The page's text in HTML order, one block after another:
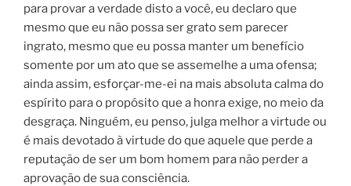
para provar a verdade disto a você, eu declaro que
mesmo que eu não possa ser grato sem parecer
ingrato, mesmo que eu possa manter um benefício
somente por um ato que se assemelhe a uma ofensa;
ainda assim, esforçar-me-ei na mais absoluta calma do
espírito para o propósito que a honra exige, no meio da
desgraça. Ninguém, eu penso, julga melhor a virtude ou
é mais devotado à virtude do que aquele que perde a
reputação de ser um bom homem para não perder a
aprovação de sua consciência.